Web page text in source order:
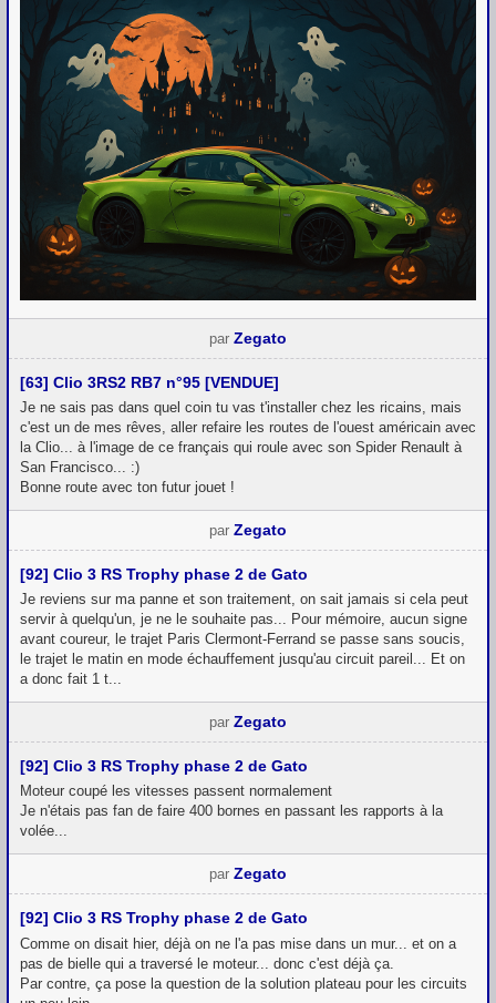
par Zegato
[63] Clio 3RS2 RB7 n°95 [VENDUE]
Je ne sais pas dans quel coin tu vas t'installer chez les ricains, mais
c'est un de mes rêves, aller refaire les routes de l'ouest américain avec
la Clio... à l'image de ce français qui roule avec son Spider Renault à
San Francisco... :)
Bonne route avec ton futur jouet !
par Zegato
[92] Clio 3 RS Trophy phase 2 de Gato
Je reviens sur ma panne et son traitement, on sait jamais si cela peut
servir à quelqu'un, je ne le souhaite pas... Pour mémoire, aucun signe
avant coureur, le trajet Paris Clermont-Ferrand se passe sans soucis,
le trajet le matin en mode échauffement jusqu'au circuit pareil... Et on
a donc fait 1 t...
par Zegato
[92] Clio 3 RS Trophy phase 2 de Gato
Moteur coupé les vitesses passent normalement
Je n'étais pas fan de faire 400 bornes en passant les rapports à la
volée...
par Zegato
[92] Clio 3 RS Trophy phase 2 de Gato
Comme on disait hier, déjà on ne l'a pas mise dans un mur... et on a
pas de bielle qui a traversé le moteur... donc c'est déjà ça.
Par contre, ça pose la question de la solution plateau pour les circuits